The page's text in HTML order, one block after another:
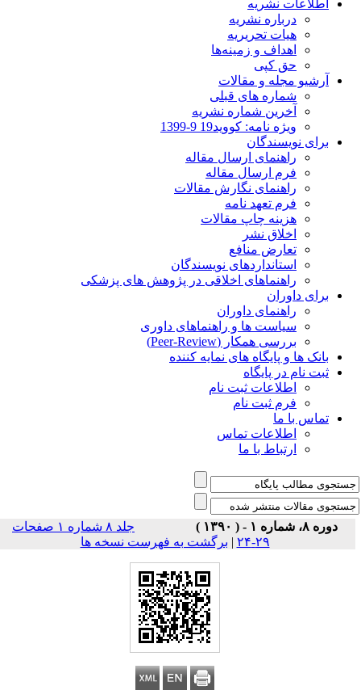
اطلاعات نشریه
درباره نشریه
هیات تحریریه
اهداف و زمینه‌ها
حق کپی
آرشیو مجله و مقالات
شماره های قبلی
آخرین شماره نشریه
ویژه نامه: کووید19 9-1399
برای نویسندگان
راهنمای ارسال مقاله
فرم ارسال مقاله
راهنمای نگارش مقالات
فرم تعهد نامه
هزینه چاپ مقالات
اخلاق نشر
تعارض منافع
استانداردهای نویسندگان
راهنماهای اخلاقی در پژوهش های پزشکی
برای داوران
راهنمای داوران
سیاست ها و راهنماهای داوری
بررسی همکار (Peer-Review)
بانک ها و پایگاه های نمایه کننده
ثبت نام در پایگاه
اطلاعات ثبت نام
فرم ثبت نام
تماس با ما
اطلاعات تماس
ارتباط با ما
دوره ۸، شماره ۱ - ( ۱۳۹۰ )
جلد ۸ شماره ۱ صفحات
۲۹-۲۴
|برگشت به فهرست نسخه ها